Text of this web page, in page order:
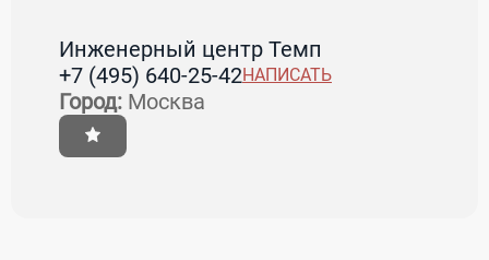
Инженерный центр Темп
+7 (495) 640-25-42НАПИСАТЬ
Город: Москва